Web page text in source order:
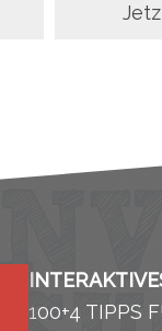
100+4 TIPPS